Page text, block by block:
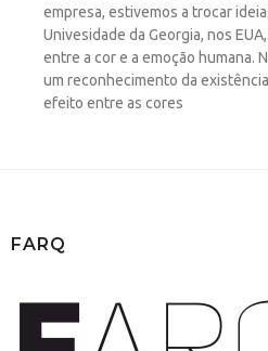
empresa, estivemos a trocar
Univesidade da Georgia, nos
entre a cor e a emoção humana.
um reconhecimento da
efeito entre as cores
FARQ